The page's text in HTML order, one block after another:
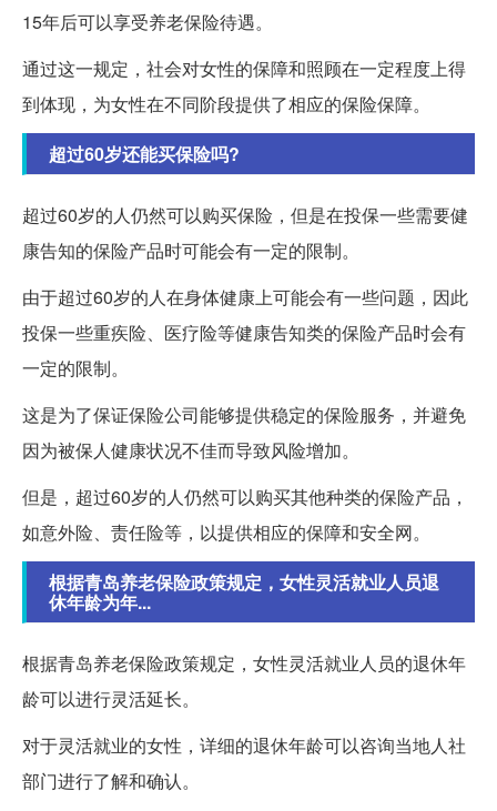
15年后可以享受养老保险待遇。
通过这一规定，社会对女性的保障和照顾在一定程度上得
到体现，为女性在不同阶段提供了相应的保险保障。
超过60岁还能买保险吗?
超过60岁的人仍然可以购买保险，但是在投保一些需要健
康告知的保险产品时可能会有一定的限制。
由于超过60岁的人在身体健康上可能会有一些问题，因此
投保一些重疾险、医疗险等健康告知类的保险产品时会有
一定的限制。
这是为了保证保险公司能够提供稳定的保险服务，并避免
因为被保人健康状况不佳而导致风险增加。
但是，超过60岁的人仍然可以购买其他种类的保险产品，
如意外险、责任险等，以提供相应的保障和安全网。
根据青岛养老保险政策规定，女性灵活就业人员退
休年龄为年...
根据青岛养老保险政策规定，女性灵活就业人员的退休年
龄可以进行灵活延长。
对于灵活就业的女性，详细的退休年龄可以咨询当地人社
部门进行了解和确认。